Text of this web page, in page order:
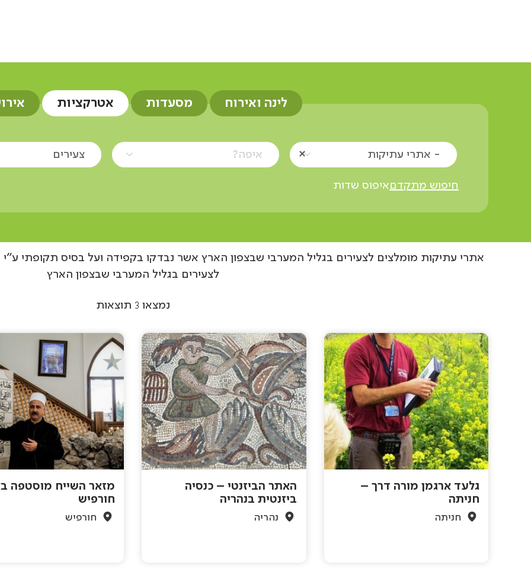
לינה ואירוח מסעדות אטרקציות
- אתרי עתיקות איפה? צעירים
חיפוש מתקדםאיפוס שדות
אתרי עתיקות מומלצים לצעירים בגליל המערבי שבצפון הארץ אשר נבדקו בקפידה ועל בסיס תקופתי
לצעירים בגליל המערבי שבצפון הארץ
נמצאו 3 תוצאות
גלעד ארגמן מורה דרך –
חניתה
חניתה
האתר הביזנטי – כנסיה
ביזנטית בנהריה
נהריה
מזאר השייח מוסטפה
חורפיש
חורפיש